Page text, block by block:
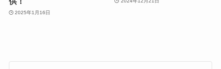
2025年1月16日